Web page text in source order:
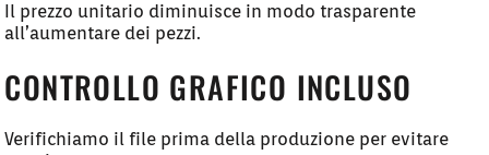
Il prezzo unitario diminuisce in modo trasparente
all’aumentare dei pezzi.
CONTROLLO GRAFICO INCLUSO
Verifichiamo il file prima della produzione per evitare